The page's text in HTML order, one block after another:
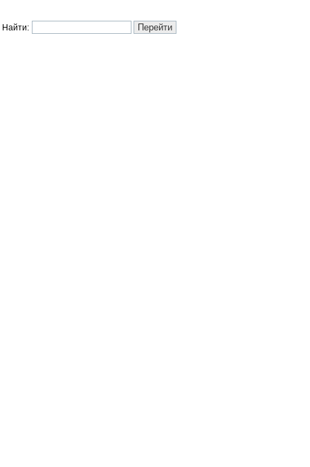
Найти: